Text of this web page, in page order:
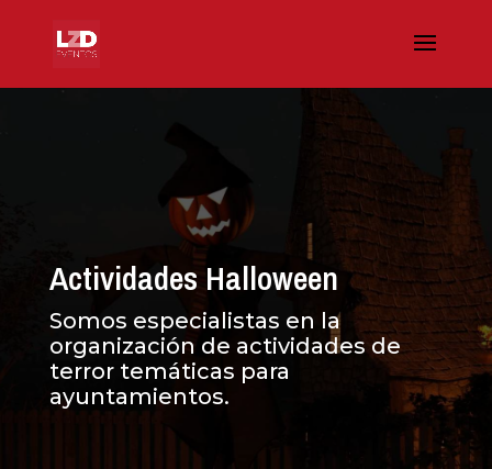
Actividades Halloween
Somos especialistas en la
organización de actividades de
terror temáticas para
ayuntamientos.